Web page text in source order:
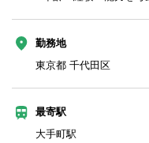
勤務地
東京都 千代田区
最寄駅
大手町駅